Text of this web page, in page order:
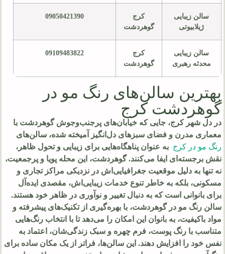
سالن زیبایی
ژیلابیوتی
کرج
گوهردشت
09050421390
سالن زیبایی
محدثه رهبری
کرج
گوهردشت
09109483822
بهترین سالن‌های رنگ مو در
گوهردشت کرج
در دل شهر کرج، جایی که خیابان‌های پرجنب‌وجوش گوهردشت با
معماری مدرن و فضای سبزهای دل‌انگیز آمیخته شده، سالن‌های
رنگ مو در کرج به عنوان پناهگاه‌هایی برای زیبایی و تحول ظاهر،
نقش برجسته‌ای ایفا می‌کنند. گوهردشت، این محله پویا و پرجمعیت،
نه تنها به دلیل موقعیت جغرافیایی‌اش در نزدیکی مراکز تجاری و
مسکونی، بلکه به خاطر تنوع خدمات زیبایی‌اش، مقصدی ایده‌آل
برای بانوانی است که به دنبال تغییر و نوآوری در ظاهر خود هستند.
سالن رنگ مو در گوهردشت، با بهره‌گیری از تکنیک‌های پیشرفته و
مواد باکیفیت، به بانوان این امکان را می‌دهد تا با انتخاب رنگ‌هایی
متناسب با رنگ پوست، فرم چهره و سبک زندگی‌شان، اعتماد به
نفس خود را افزایش دهند. این سالن‌ها، فراتر از یک مکان ساده برای